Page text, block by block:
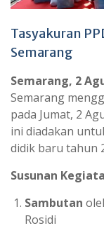
Tasyakuran
Semarang
Semarang, 2
Semarang
pada Jumat, 2
ini diadakan
didik baru tahun
Susunan
Sambutan
Rosidi